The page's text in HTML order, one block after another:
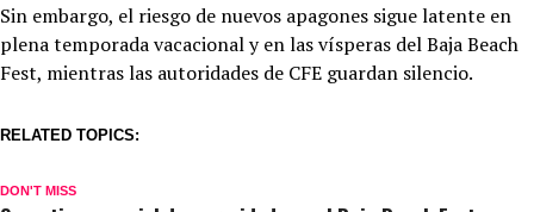
Sin embargo, el riesgo de nuevos apagones sigue latente en
plena temporada vacacional y en las vísperas del Baja Beach
Fest, mientras las autoridades de CFE guardan silencio.
RELATED TOPICS:
DON'T MISS